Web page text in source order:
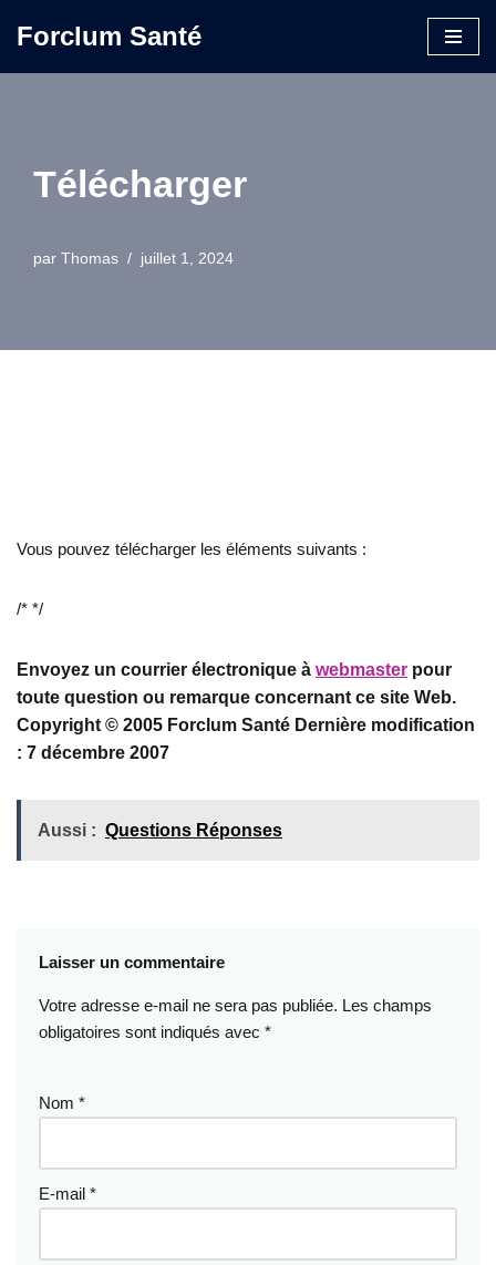
Forclum Santé
Télécharger
par Thomas juillet 1, 2024
Vous pouvez télécharger les éléments suivants :
/* */
Envoyez un courrier électronique à webmaster pour
toute question ou remarque concernant ce site Web.
Copyright © 2005 Forclum Santé Dernière modification
: 7 décembre 2007
Aussi : Questions Réponses
Laisser un commentaire
Votre adresse e-mail ne sera pas publiée. Les champs
obligatoires sont indiqués avec *
Nom *
E-mail *